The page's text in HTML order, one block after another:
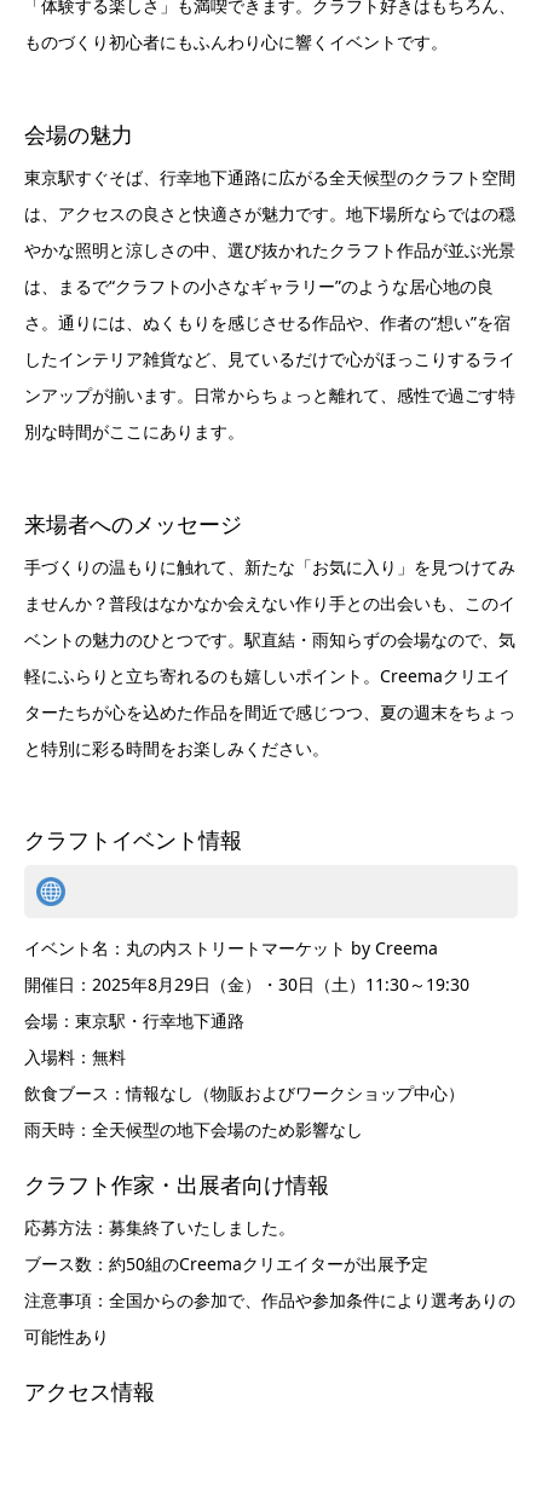
は、アクセスの良さと快適さが魅力です。地下場所ならではの穏
やかな照明と涼しさの中、選び抜かれたクラフト作品が並ぶ光景
は、まるで“クラフトの小さなギャラリー”のような居心地の良
さ。通りには、ぬくもりを感じさせる作品や、作者の“想い”を宿
したインテリア雑貨など、見ているだけで心がほっこりするライ
ンアップが揃います。日常からちょっと離れて、感性で過ごす特
別な時間がここにあります。
ませんか？普段はなかなか会えない作り手との出会いも、このイ
ベントの魅力のひとつです。駅直結・雨知らずの会場なので、気
軽にふらりと立ち寄れるのも嬉しいポイント。Creemaクリエイ
ターたちが心を込めた作品を間近で感じつつ、夏の週末をちょっ
と特別に彩る時間をお楽しみください。
イベント名：丸の内ストリートマーケット by Creema
会場：東京駅・行幸地下通路
入場料：無料
飲食ブース：情報なし（物販およびワークショップ中心）
雨天時：全天候型の地下会場のため影響なし
クラフト作家・出展者向け情報
ブース数：約50組のCreemaクリエイターが出展予定
注意事項：全国からの参加で、作品や参加条件により選考ありの
可能性あり
アクセス情報